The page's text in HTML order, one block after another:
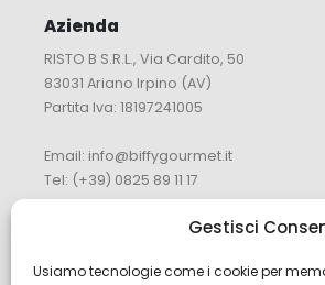
Gestisci
Usiamo tecnologie come i cookie per
Azienda
RISTO B S.R.L., Via Cardito, 50
83031 Ariano Irpino (AV)
Partita Iva: 18197241005
Email: info@biffygourmet.it
Tel: (+39) 0825 89 11 17